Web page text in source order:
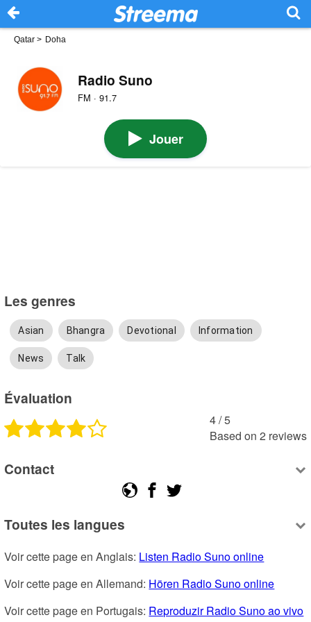
Qatar > Doha
Radio Suno
FM · 91.7
Jouer
Les genres
Asian Bhangra Devotional Information
News Talk
Évaluation
4 /5
Based on 2 reviews
Contact
Toutes les langues
Voir cette page en Anglais: Listen Radio Suno online
Voir cette page en Allemand: Hören Radio Suno online
Voir cette page en Portugais: Reproduzir Radio Suno ao vivo